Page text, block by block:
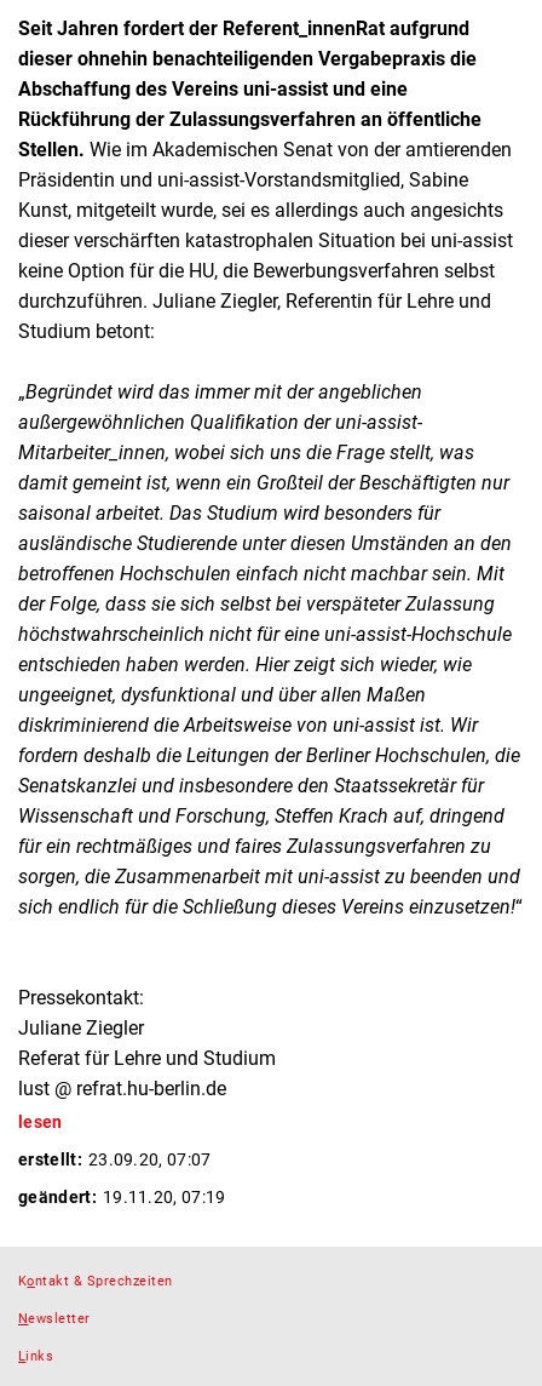
Seit Jahren fordert der Referent_innenRat aufgrund
dieser ohnehin benachteiligenden Vergabepraxis die
Abschaffung des Vereins uni-assist und eine
Rückführung der Zulassungsverfahren an öffentliche
Stellen. Wie im Akademischen Senat von der amtierenden
Präsidentin und uni-assist-Vorstandsmitglied, Sabine
Kunst, mitgeteilt wurde, sei es allerdings auch angesichts
dieser verschärften katastrophalen Situation bei uni-assist
keine Option für die HU, die Bewerbungsverfahren selbst
durchzuführen. Juliane Ziegler, Referentin für Lehre und
Studium betont:
„Begründet wird das immer mit der angeblichen
außergewöhnlichen Qualifikation der uni-assist-
Mitarbeiter_innen, wobei sich uns die Frage stellt, was
damit gemeint ist, wenn ein Großteil der Beschäftigten nur
saisonal arbeitet. Das Studium wird besonders für
ausländische Studierende unter diesen Umständen an den
betroffenen Hochschulen einfach nicht machbar sein. Mit
der Folge, dass sie sich selbst bei verspäteter Zulassung
höchstwahrscheinlich nicht für eine uni-assist-Hochschule
entschieden haben werden. Hier zeigt sich wieder, wie
ungeeignet, dysfunktional und über allen Maßen
diskriminierend die Arbeitsweise von uni-assist ist. Wir
fordern deshalb die Leitungen der Berliner Hochschulen, die
Senatskanzlei und insbesondere den Staatssekretär für
Wissenschaft und Forschung, Steffen Krach auf, dringend
für ein rechtmäßiges und faires Zulassungsverfahren zu
sorgen, die Zusammenarbeit mit uni-assist zu beenden und
sich endlich für die Schließung dieses Vereins einzusetzen!“
Pressekontakt:
Juliane Ziegler
Referat für Lehre und Studium
lust @ refrat.hu-berlin.de
lesen
erstellt: 23.09.20, 07:07
geändert: 19.11.20, 07:19
Kontakt & Sprechzeiten
Newsletter
Links